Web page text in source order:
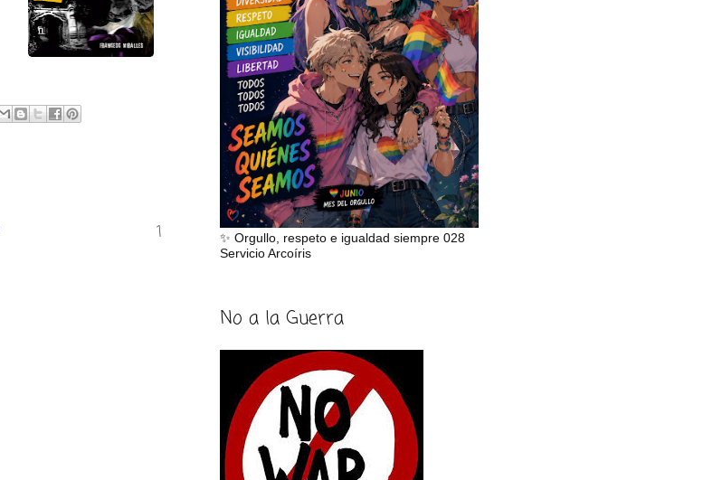
✨ Orgullo, respeto e igualdad siempre 028
Servicio Arcoíris
No a la Guerra